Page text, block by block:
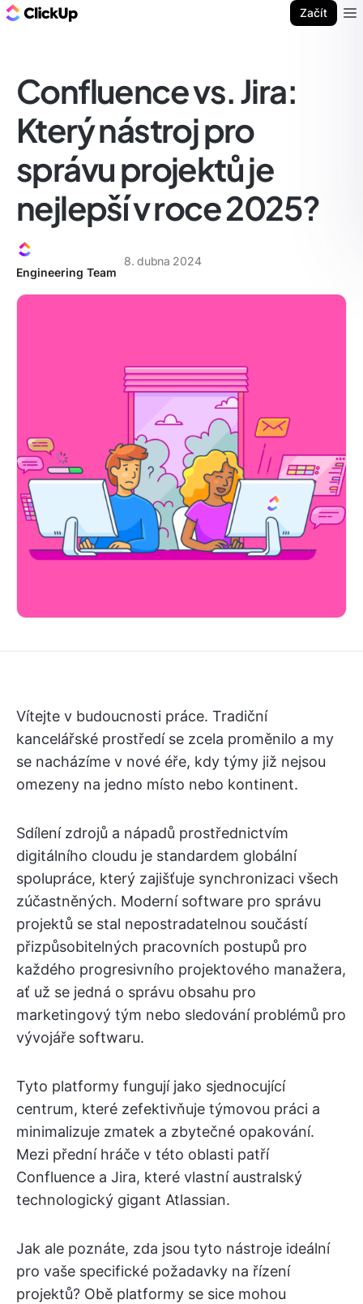
Začít
Confluence vs. Jira:
Který nástroj pro
správu projektů je
nejlepší v roce 2025?
Engineering Team
8. dubna 2024
Vítejte v budoucnosti práce. Tradiční
kancelářské prostředí se zcela proměnilo a my
se nacházíme v nové éře, kdy týmy již nejsou
omezeny na jedno místo nebo kontinent.
Sdílení zdrojů a nápadů prostřednictvím
digitálního cloudu je standardem globální
spolupráce, který zajišťuje synchronizaci všech
zúčastněných. Moderní software pro správu
projektů se stal nepostradatelnou součástí
přizpůsobitelných pracovních postupů pro
každého progresivního projektového manažera,
ať už se jedná o správu obsahu pro
marketingový tým nebo sledování problémů pro
vývojáře softwaru.
Tyto platformy fungují jako sjednocující
centrum, které zefektivňuje týmovou práci a
minimalizuje zmatek a zbytečné opakování.
Mezi přední hráče v této oblasti patří
Confluence a Jira, které vlastní australský
technologický gigant Atlassian.
Jak ale poznáte, zda jsou tyto nástroje ideální
pro vaše specifické požadavky na řízení
projektů? Obě platformy se sice mohou